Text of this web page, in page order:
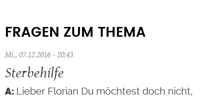
FRAGEN ZUM THEMA
Mi., 07.12.2016 - 20:43
Sterbehilfe
Lieber Florian Du möchtest doch nicht,